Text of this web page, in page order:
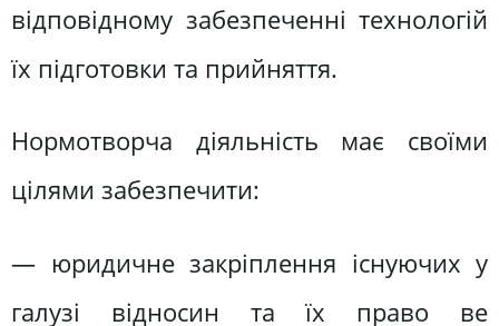
відповідному забезпеченні технологій
їх підготовки та прийняття.
Нормотворча діяльність має своїми
цілями забезпечити:
— юридичне закріплення існуючих у
галузі відносин та їх право ве